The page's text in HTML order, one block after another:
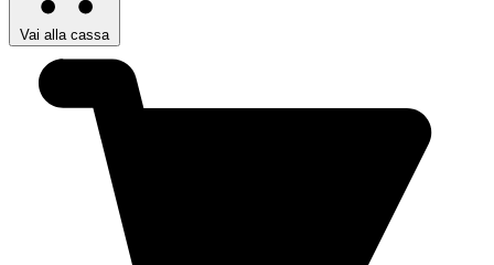
Vai alla cassa